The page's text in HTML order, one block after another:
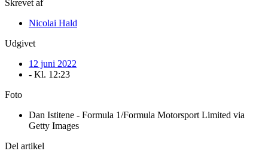
Skrevet af
Nicolai Hald
Udgivet
12 juni 2022
- Kl. 12:23
Foto
Dan Istitene - Formula 1/Formula Motorsport Limited via
Getty Images
Del artikel